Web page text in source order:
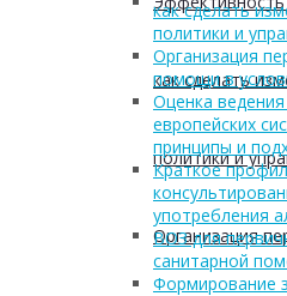
как сделать
политики и
Организация
как сделать
политики и
Организация
помощи в
Оценка
европейских
принципы и
Краткое
употребления
ВОЗ для
санитарной
Формирование